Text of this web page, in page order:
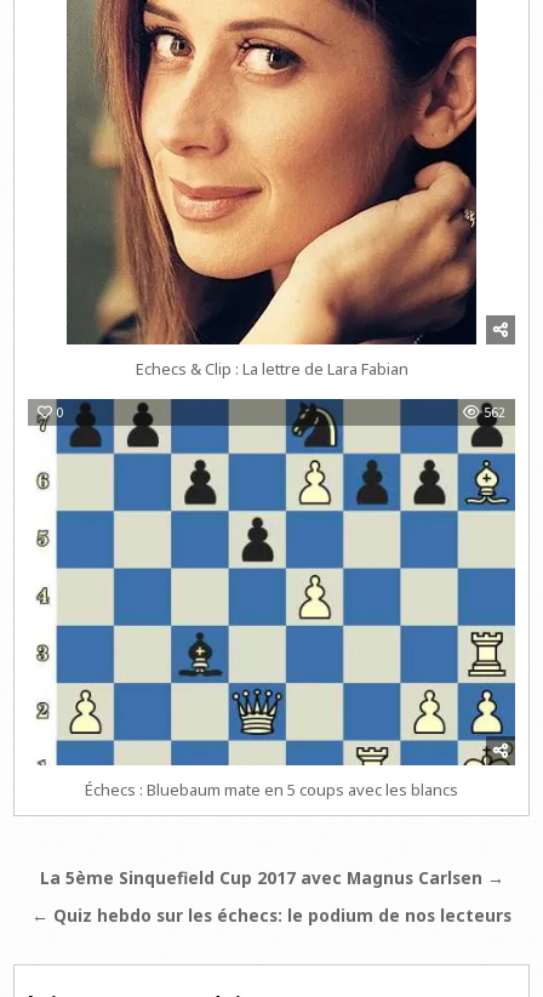
Echecs & Clip : La lettre de Lara Fabian
0 562
Échecs : Bluebaum mate en 5 coups avec les blancs
Navigation
de
La 5ème Sinquefield Cup 2017 avec Magnus Carlsen →
← Quiz hebdo sur les échecs: le podium de nos lecteurs